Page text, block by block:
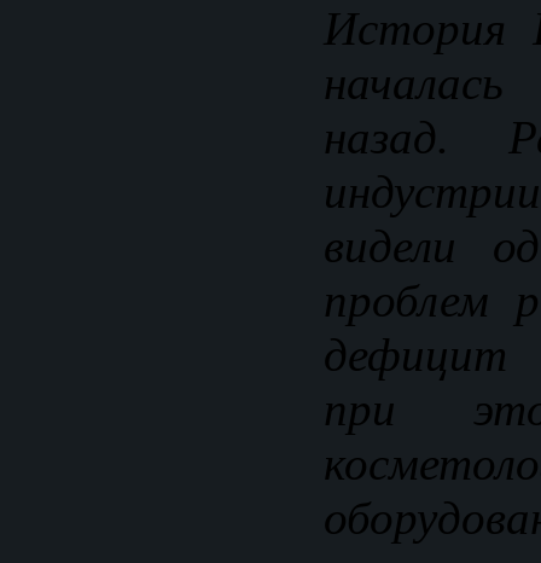
История
назад.
видели
проблем
дефицит
при